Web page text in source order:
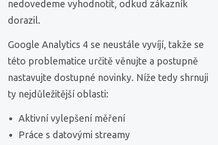
nedovedeme vyhodnotit, odkud zákazník
dorazil.
Google Analytics 4 se neustále vyvíjí, takže se
této problematice určitě věnujte a postupně
nastavujte dostupné novinky. Níže tedy shrnuji
ty nejdůležitější oblasti:
Aktivní vylepšení měření
Práce s datovými streamy